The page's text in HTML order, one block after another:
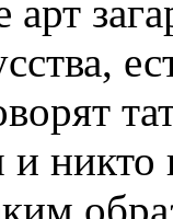
никто